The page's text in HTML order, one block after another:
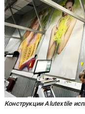
Конструкции Alutextile